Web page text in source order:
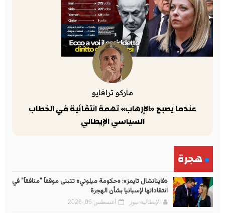
ماركو ترافايو
عندما يصبح «الإرهاب» تهمة انتقائية في الخطاب
السياسي الإيطالي
هجرة
«فاينانشال تايمز»: «حكومة ميلوني» تتبنى موقفاً "منافقاً" في
انتقاداتها لإسبانيا بشأن الهجرة
الإيطالية نيوز أغسطس 06, 2026